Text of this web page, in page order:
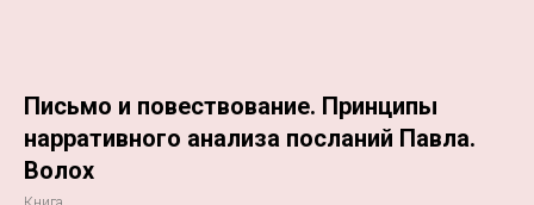
Письмо и повествование. Принципы
нарративного анализа посланий Павла.
Волох